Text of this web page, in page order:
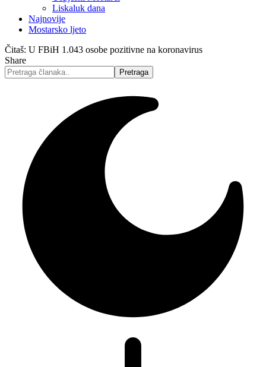
Liskaluk dana
Najnovije
Mostarsko ljeto
Čitaš: U FBiH 1.043 osobe pozitivne na koronavirus
Share